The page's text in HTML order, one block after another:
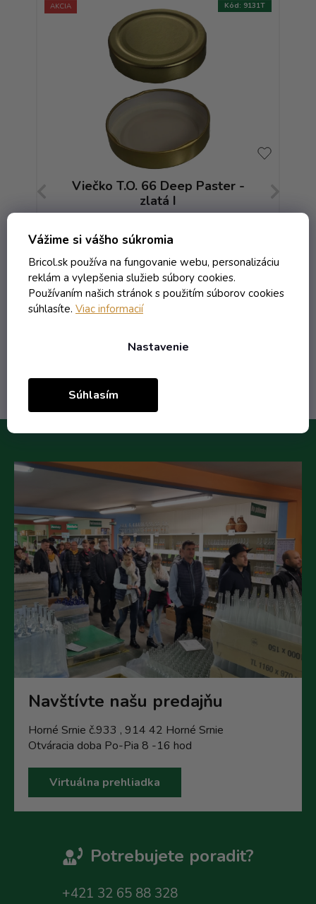
Vážime si vášho súkromia
Bricol.sk používa na fungovanie webu, personalizáciu
reklám a vylepšenia služieb súbory cookies.
Používaním našich stránok s použitím súborov cookies
súhlasíte. Viac informacií
Nastavenie
Súhlasím
AKCIA
Viečko T.O. 66 Deep Paster -
zlatá I
Skladom
0,17 € vrátane DPH
0,14 €/ ks
0,39 €
Do košíka
Kód: 9131T
Navštívte našu predajňu
Horné Srnie č.933 , 914 42 Horné Srnie
Otváracia doba Po-Pia 8 -16 hod
Virtuálna prehliadka
Potrebujete poradit?
+421 32 65 88 328